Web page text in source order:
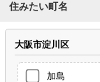
住みたい町名
大阪市淀川区
加島